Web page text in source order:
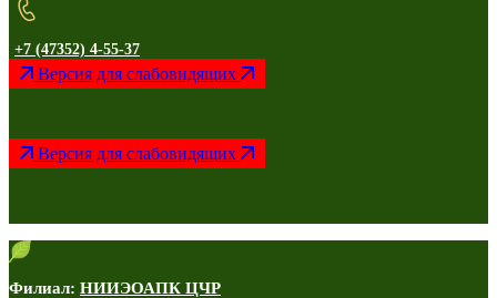
+7 (47352) 4-55-37
Версия для слабовидящих
Версия для слабовидящих
Филиал: НИИЭОАПК ЦЧР